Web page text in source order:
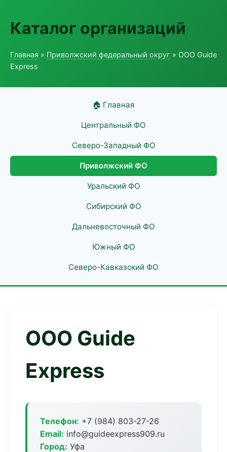
Каталог организаций
Главная » Приволжский федеральный округ » ООО Guide
Express
🏠 Главная
Центральный ФО
Северо-Западный ФО
Приволжский ФО
Уральский ФО
Сибирский ФО
Дальневосточный ФО
Южный ФО
Северо-Кавказский ФО
ООО Guide
Express
Телефон: +7 (984) 803-27-26
Email: info@guideexpress909.ru
Город: Уфа